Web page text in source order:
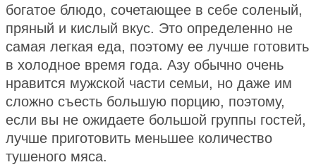
богатое блюдо, сочетающее в себе соленый,
пряный и кислый вкус. Это определенно не
самая легкая еда, поэтому ее лучше готовить
в холодное время года. Азу обычно очень
нравится мужской части семьи, но даже им
сложно съесть большую порцию, поэтому,
если вы не ожидаете большой группы гостей,
лучше приготовить меньшее количество
тушеного мяса.